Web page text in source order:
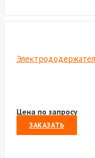
Цена по запросу
ЗАКАЗАТЬ